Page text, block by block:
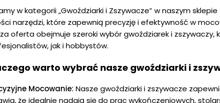
w kategorii „Gwoździarki i Zszywacze” w naszym
narzędzi, które zapewnią precyzję i efektywność w
oferta obejmuje szeroki wybór gwoździarek i zszywaczy,
jak i hobbystów.
warto wybrać nasze gwoździarki i
Mocowanie: Nasze gwoździarki i zszywacze
że idealnie nadają się do prac wykończeniowych,